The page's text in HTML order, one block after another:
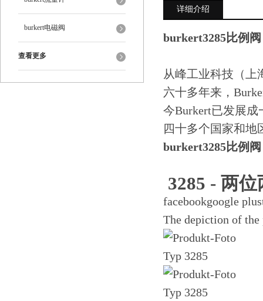
burkert电磁阀
查看更多
详细介绍
burkert3285比例阀
从峰工业科技（
六十多年来，
今Burkert已发展
四十多个国家和
burkert3285比例阀
3285 - 两
facebookgoogle
The depiction of